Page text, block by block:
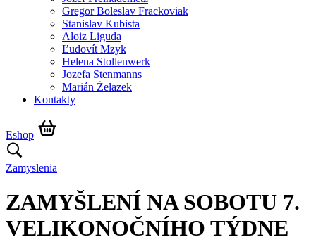
Gregor Boleslav Frackoviak
Stanislav Kubista
Aloiz Liguda
Ľudovít Mzyk
Helena Stollenwerk
Jozefa Stenmanns
Marián Żelazek
Kontakty
Eshop
Zamyslenia
ZAMYŠLENÍ NA SOBOTU 7.
VELIKONOČNÍHO TÝDNE